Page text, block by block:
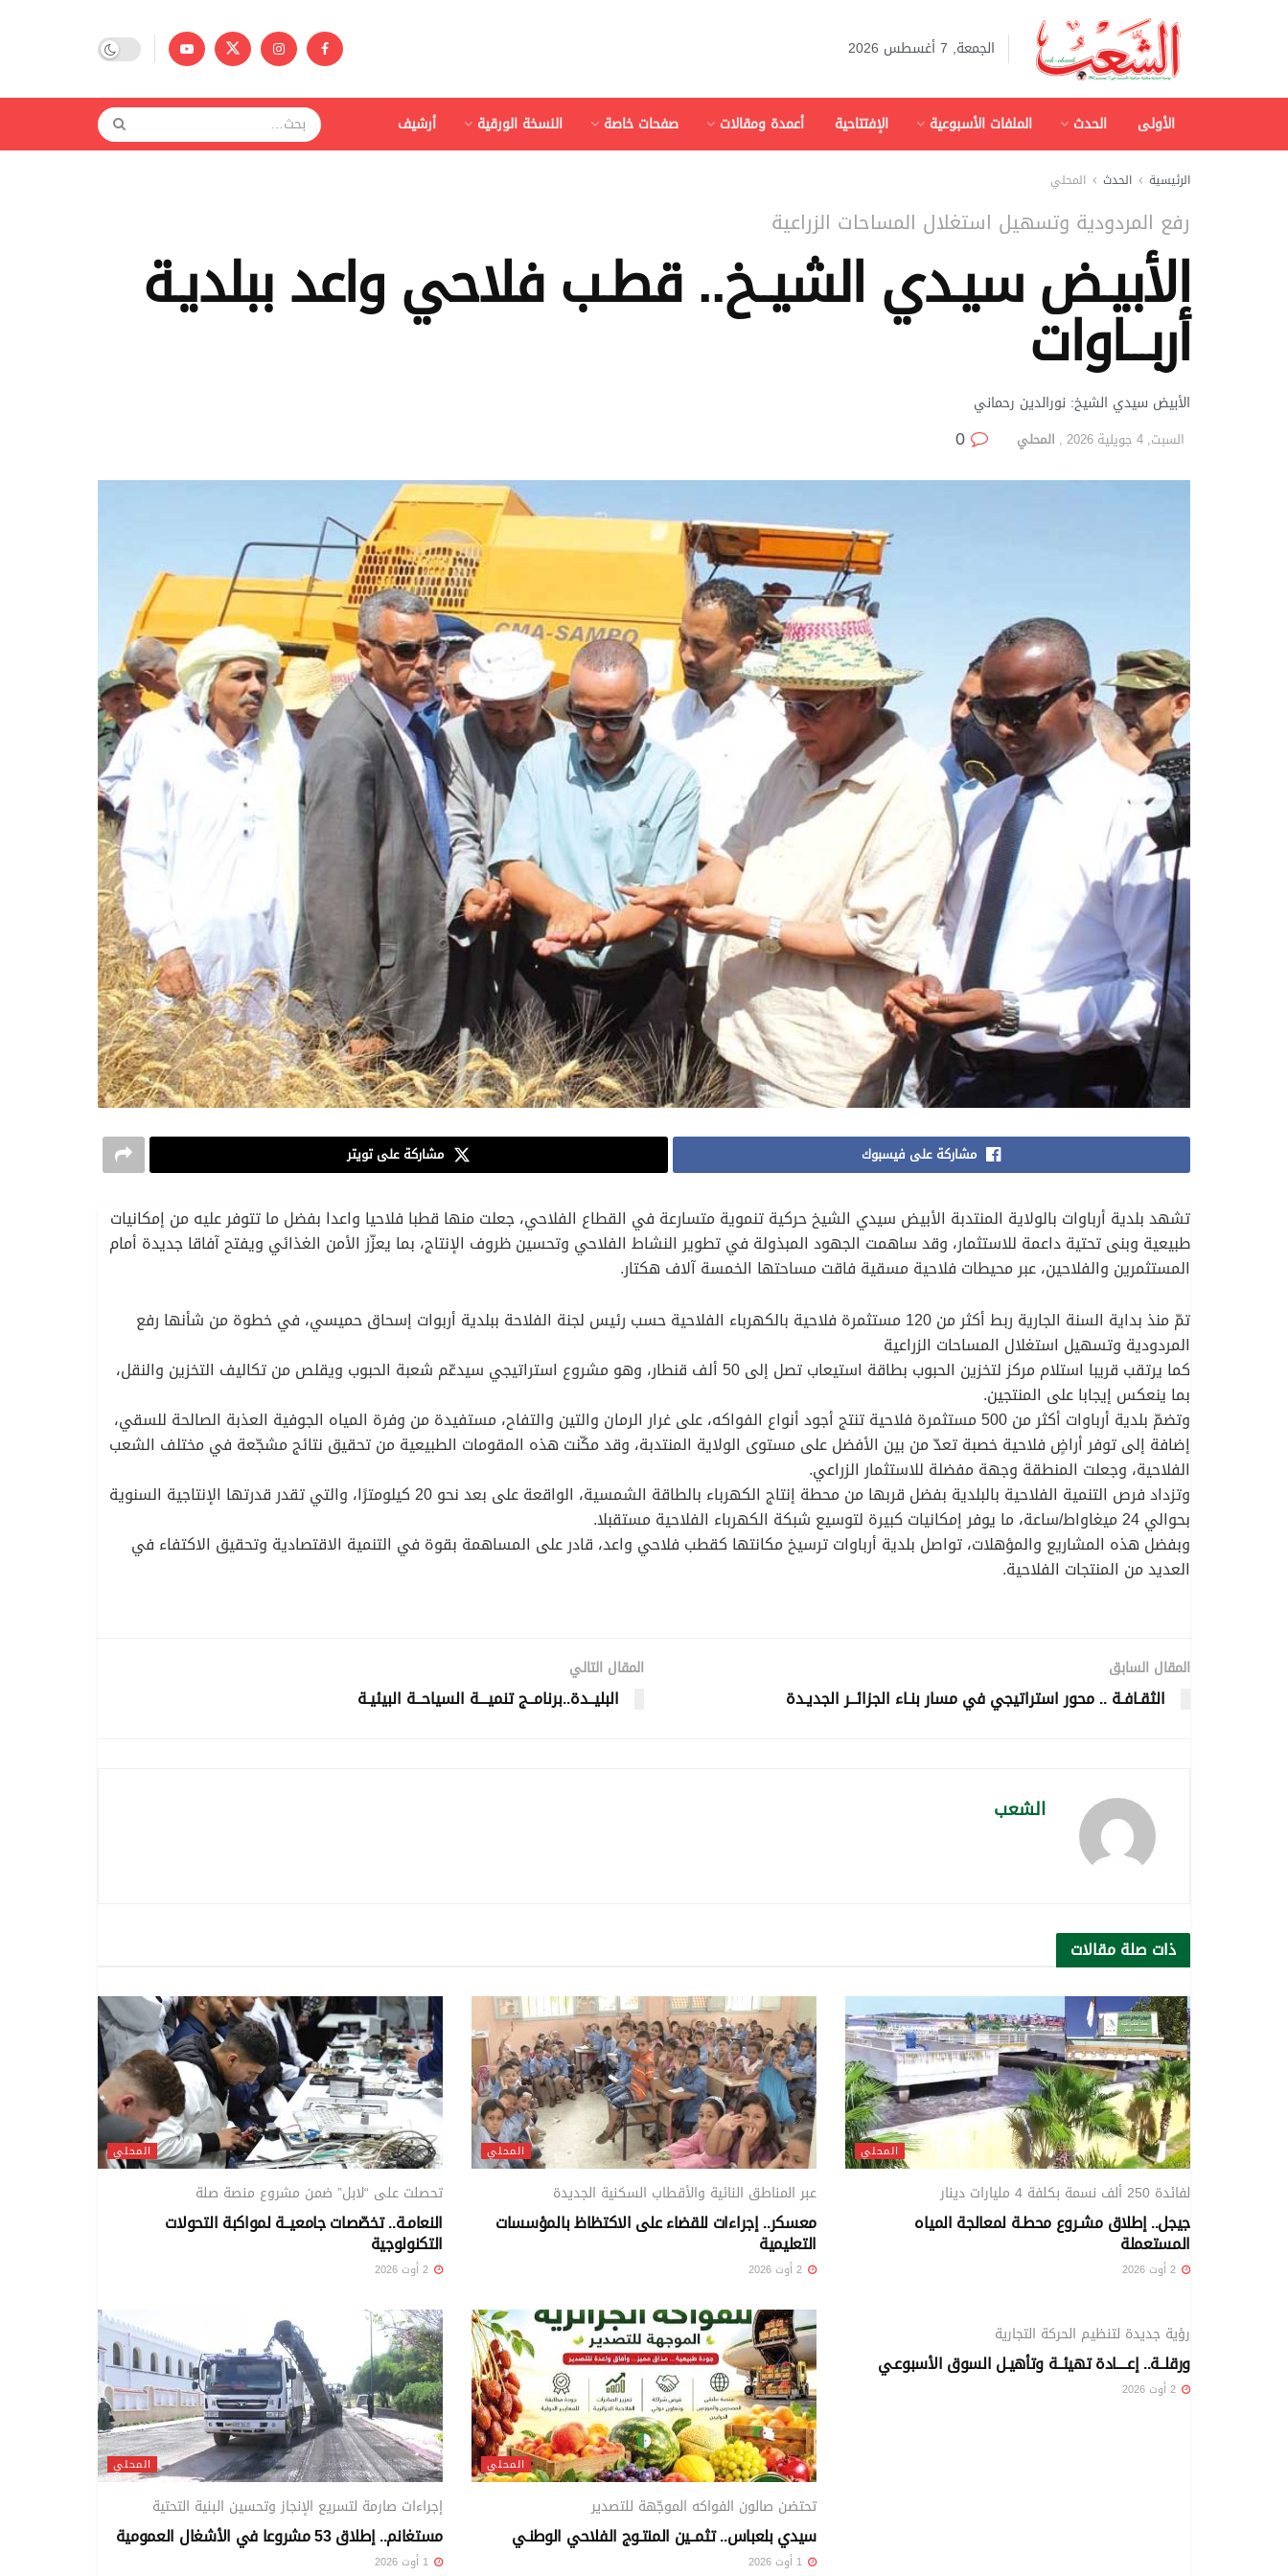
الجمعة, 7 أغسطس 2026
الأولى الحدث الملفات الأسبوعية الإفتتاحية أعمدة ومقالات صفحات خاصة النسخة الورقية أرشيف
الرئيسية الحدث المحلي
رفع المردودية وتسهيل استغلال المساحات الزراعية
الأبيـض سيـدي الشيــخ.. قطـب فلاحي واعد ببلديـة
أربـــاوات
الأبيض سيدي الشيخ: نورالدين رحماني
السبت, 4 جويلية 2026 , المحلي
مشاركة على فيسبوك مشاركة على تويتر
تشهد بلدية أرباوات بالولاية المنتدبة الأبيض سيدي الشيخ حركية تنموية متسارعة في القطاع الفلاحي، جعلت منها قطبا فلاحيا واعدا بفضل ما تتوفر عليه من إمكانيات
طبيعية وبنى تحتية داعمة للاستثمار، وقد ساهمت الجهود المبذولة في تطوير النشاط الفلاحي وتحسين ظروف الإنتاج، بما يعزّز الأمن الغذائي ويفتح آفاقا جديدة أمام
المستثمرين والفلاحين، عبر محيطات فلاحية مسقية فاقت مساحتها الخمسة آلاف هكتار.
تمّ منذ بداية السنة الجارية ربط أكثر من 120 مستثمرة فلاحية بالكهرباء الفلاحية حسب رئيس لجنة الفلاحة ببلدية أربوات إسحاق حميسي، في خطوة من شأنها رفع
المردودية وتسهيل استغلال المساحات الزراعية
كما يرتقب قريبا استلام مركز لتخزين الحبوب بطاقة استيعاب تصل إلى 50 ألف قنطار، وهو مشروع استراتيجي سيدعّم شعبة الحبوب ويقلص من تكاليف التخزين والنقل،
بما ينعكس إيجابا على المنتجين.
وتضمّ بلدية أرباوات أكثر من 500 مستثمرة فلاحية تنتج أجود أنواع الفواكه، على غرار الرمان والتين والتفاح، مستفيدة من وفرة المياه الجوفية العذبة الصالحة للسقي،
إضافة إلى توفر أراضٍ فلاحية خصبة تعدّ من بين الأفضل على مستوى الولاية المنتدبة، وقد مكّنت هذه المقومات الطبيعية من تحقيق نتائج مشجّعة في مختلف الشعب
الفلاحية، وجعلت المنطقة وجهة مفضلة للاستثمار الزراعي.
وتزداد فرص التنمية الفلاحية بالبلدية بفضل قربها من محطة إنتاج الكهرباء بالطاقة الشمسية، الواقعة على بعد نحو 20 كيلومترًا، والتي تقدر قدرتها الإنتاجية السنوية
بحوالي 24 ميغاواط/ساعة، ما يوفر إمكانيات كبيرة لتوسيع شبكة الكهرباء الفلاحية مستقبلا.
وبفضل هذه المشاريع والمؤهلات، تواصل بلدية أرباوات ترسيخ مكانتها كقطب فلاحي واعد، قادر على المساهمة بقوة في التنمية الاقتصادية وتحقيق الاكتفاء في
العديد من المنتجات الفلاحية.
المقال السابق
الثقـافـة .. محور استراتيجي في مسار بنـاء الجزائــر الجديـدة
المقال التالي
البليــدة..برنامــج تنميـــة السياحــة البيئيـة
الشعب
ذات صلةمقالات
المحلي
لفائدة 250 ألف نسمة بكلفة 4 مليارات دينار
جيجل.. إطلاق مشـروع محطـة لمعالجة المياه
المستعملة
المحلي
عبر المناطق النائية والأقطاب السكنية الجديدة
معسكر.. إجراءات للقضاء على الاكتظاظ بالمؤسسات
التعليمية
المحلي
تحصلت على “لابل” ضمن مشروع منصة صلة
النعامـة.. تخصّصات جامعيــة لمواكبة التحولات
التكنولوجية
رؤية جديدة لتنظيم الحركة التجارية
ورقلــة.. إعــــادة تهيئــة وتأهيـل السوق الأسبوعـي
المحلي
تحتضن صالون الفواكه الموجّهة للتصدير
سيدي بلعباس.. تثمــين المنتـوج الفلاحي الوطنـي
المحلي
إجراءات صارمة لتسريع الإنجاز وتحسين البنية التحتية
مستغانم.. إطلاق 53 مشروعا في الأشغال العمومية